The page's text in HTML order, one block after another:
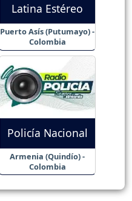
Latina Estéreo
Puerto Asís (Putumayo) -
Colombia
Policía Nacional
Armenia (Quindío) -
Colombia